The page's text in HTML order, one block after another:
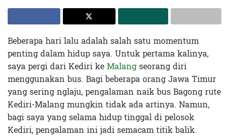
Beberapa hari lalu adalah salah satu momentum
penting dalam hidup saya. Untuk pertama kalinya,
saya pergi dari Kediri keMalangseorang diri
menggunakan bus. Bagi beberapa orang Jawa Timur
yang sering nglaju, pengalaman naik bus Bagong rute
Kediri-Malang mungkin tidak ada artinya. Namun,
bagi saya yang selama hidup tinggal di pelosok
Kediri, pengalaman ini jadi semacam titik balik.